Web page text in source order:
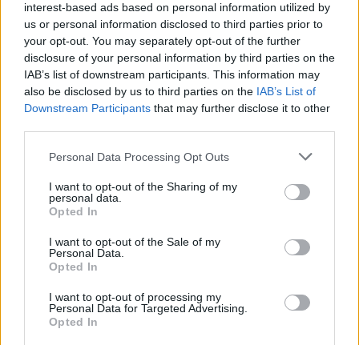
interest-based ads based on personal information utilized by
us or personal information disclosed to third parties prior to
your opt-out. You may separately opt-out of the further
disclosure of your personal information by third parties on the
IAB’s list of downstream participants. This information may
also be disclosed by us to third parties on the IAB’s List of
Downstream Participants that may further disclose it to other
Please note that this website/app uses one or more Google
not limited to your visit or usage behaviour. You may click to
grant or deny consent to Google and its third-party tags to
use your data for below specified purposes in below Google
consent section.
Personal Data Processing Opt Outs
I want to opt-out of the Sharing of my
personal data.
Opted In
I want to opt-out of the Sale of my
Personal Data.
Opted In
I want to opt-out of processing my
Personal Data for Targeted Advertising.
Opted In
Bónuszként van néhány átigazolási hírünk a KHL-
ből: Szergej Fjorodov a Metallurg
Magnyitogorszkban nem a jól megszokott 91-esben
fog játszani, testvére mezszámát fordította meg, ő
18-as.Martin Kariya, Paul Kariya testvére a svájci
Langnautól a Dinamo Rigához érkezett, Vitalij
Kolesznyikmégsem az Avangardhoz megy, hanem
Ufába.Georgijs Pujacsa Dinamo Riga mezét a
igazolt a Torpedóhoz.Lee Sweatt Salzburból,Mike
Igguldena New York Islanderstől érkezik megint
távozott az Avtomobiliszthoz.
Címkék: traktor